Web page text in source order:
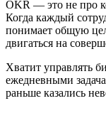
OKR — это не про
Когда каждый
понимает общую
двигаться на
Хватит управлять
ежедневными
раньше казались